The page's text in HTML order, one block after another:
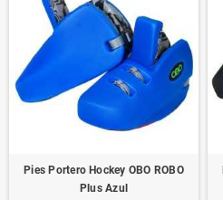
Pies Portero Hockey OBO ROBO
Plus Azul